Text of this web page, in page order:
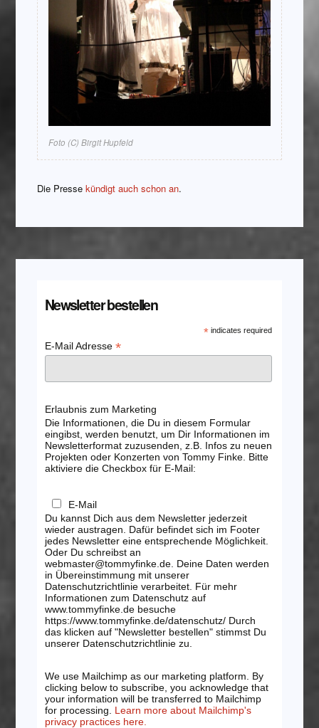
Foto (C) Birgit Hupfeld
Die Pressekündigt auch schon an.
Newsletter bestellen
* indicates required
E-Mail Adresse *
Erlaubnis zum Marketing
Die Informationen, die Du in diesem Formular
eingibst, werden benutzt, um Dir Informationen im
Newsletterformat zuzusenden, z.B. Infos zu neuen
Projekten oder Konzerten von Tommy Finke. Bitte
aktiviere die Checkbox für E-Mail:
E-Mail
Du kannst Dich aus dem Newsletter jederzeit
wieder austragen. Dafür befindet sich im Footer
jedes Newsletter eine entsprechende Möglichkeit.
Oder Du schreibst an
webmaster@tommyfinke.de. Deine Daten werden
in Übereinstimmung mit unserer
Datenschutzrichtlinie verarbeitet. Für mehr
Informationen zum Datenschutz auf
www.tommyfinke.de besuche
https://www.tommyfinke.de/datenschutz/ Durch
das klicken auf "Newsletter bestellen" stimmst Du
unserer Datenschutzrichtlinie zu.
We use Mailchimp as our marketing platform. By
clicking below to subscribe, you acknowledge that
your information will be transferred to Mailchimp
for processing. Learn more about Mailchimp's
privacy practices here.